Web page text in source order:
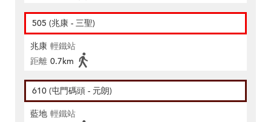
505 (兆康 - 三聖)
兆康 輕鐵站
距離 0.7km
610 (屯門碼頭 - 元朗)
藍地 輕鐵站